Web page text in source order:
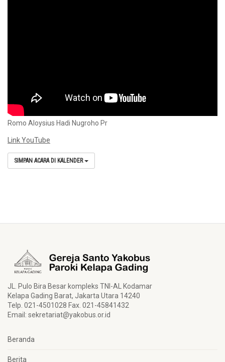
Romo Aloysius Hadi Nugroho Pr
Link YouTube
SIMPAN ACARA DI KALENDER
JL. Pulo Bira Besar kompleks TNI-AL Kodamar
Kelapa Gading Barat, Jakarta Utara 14240
Telp. 021-4501028 Fax. 021-45841432
Email: sekretariat@yakobus.or.id
Beranda
Berita